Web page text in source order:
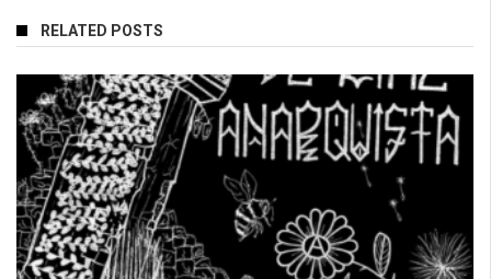
RELATED POSTS